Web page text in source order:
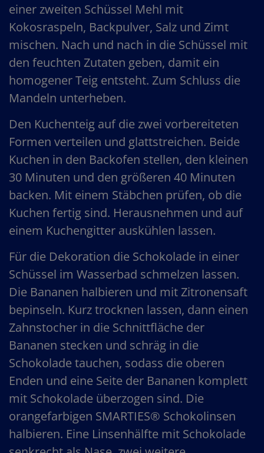
einer zweiten Schüssel Mehl mit
Kokosraspeln, Backpulver, Salz und Zimt
mischen. Nach und nach in die Schüssel mit
den feuchten Zutaten geben, damit ein
homogener Teig entsteht. Zum Schluss die
Mandeln unterheben.
Den Kuchenteig auf die zwei vorbereiteten
Formen verteilen und glattstreichen. Beide
Kuchen in den Backofen stellen, den kleinen
30 Minuten und den größeren 40 Minuten
backen. Mit einem Stäbchen prüfen, ob die
Kuchen fertig sind. Herausnehmen und auf
einem Kuchengitter auskühlen lassen.
Für die Dekoration die Schokolade in einer
Schüssel im Wasserbad schmelzen lassen.
Die Bananen halbieren und mit Zitronensaft
bepinseln. Kurz trocknen lassen, dann einen
Zahnstocher in die Schnittfläche der
Bananen stecken und schräg in die
Schokolade tauchen, sodass die oberen
Enden und eine Seite der Bananen komplett
mit Schokolade überzogen sind. Die
orangefarbigen SMARTIES® Schokolinsen
halbieren. Eine Linsenhälfte mit Schokolade